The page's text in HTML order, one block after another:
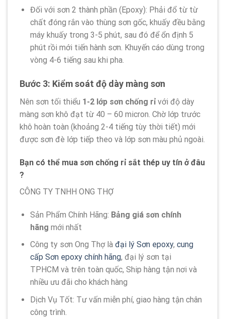
Đối với sơn 2 thành phần (Epoxy): Phải đổ từ từ
chất đóng rắn vào thùng sơn gốc, khuấy đều bằng
máy khuấy trong 3-5 phút, sau đó để ổn định 5
phút rồi mới tiến hành sơn. Khuyến cáo dùng trong
vòng 4-6 tiếng sau khi pha.
Bước 3: Kiểm soát độ dày màng sơn
Nên sơn tối thiểu 1-2 lớp sơn chống rỉ với độ dày
màng sơn khô đạt từ 40 – 60 micron. Chờ lớp trước
khô hoàn toàn (khoảng 2-4 tiếng tùy thời tiết) mới
được sơn đè lớp tiếp theo và lớp sơn màu phủ ngoài.
Bạn có thể mua sơn chống rỉ sắt thép uy tín ở đâu
?
CÔNG TY TNHH ONG THỢ
Sản Phẩm Chính Hãng: Bảng giá sơn chính
hãng mới nhất
Công ty sơn Ong Thợ là đại lý Sơn epoxy, cung
cấp Sơn epoxy chính hãng, đại lý sơn tại
TPHCM và trên toàn quốc, Ship hàng tận nơi và
nhiều ưu đãi cho khách hàng
Dịch Vụ Tốt: Tư vấn miễn phí, giao hàng tận chân
công trình.